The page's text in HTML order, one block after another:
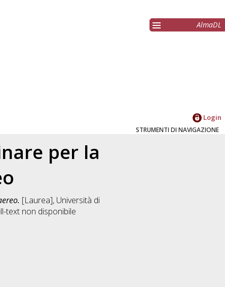
AlmaDL
Login
STRUMENTI DI NAVIGAZIONE
per la
[Laurea], Università di
text non disponibile